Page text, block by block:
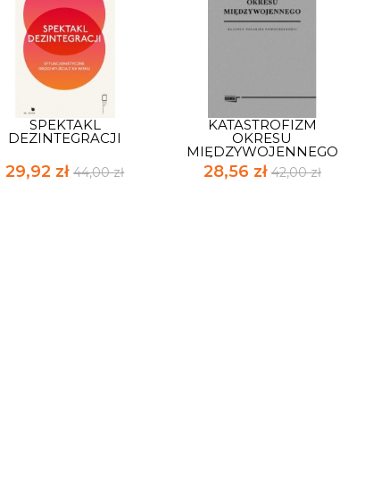
SPEKTAKL
DEZINTEGRACJI
29,92 zł44,00 zł
KATASTROFIZM
OKRESU
MIĘDZYWOJENNEGO
28,56 zł 42,00 zł